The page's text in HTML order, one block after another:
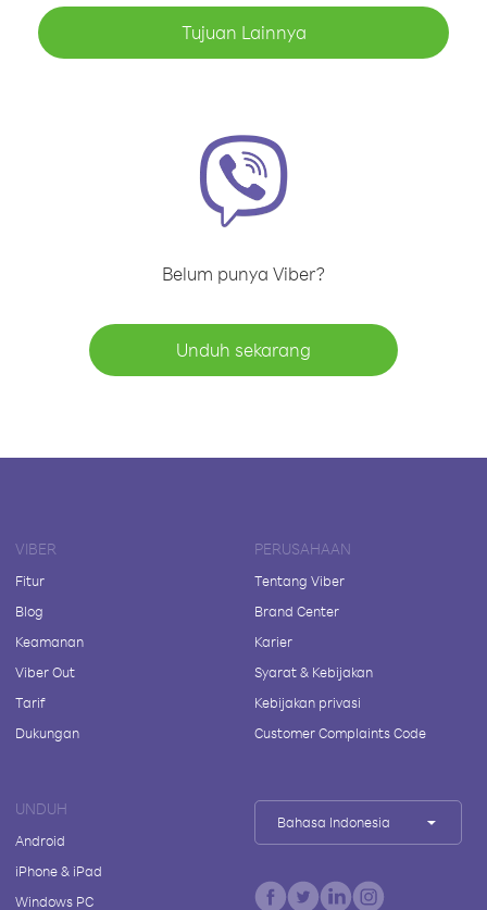
Tujuan Lainnya
Belum punya Viber?
Unduh sekarang
VIBER
Fitur
Blog
Keamanan
Viber Out
Tarif
Dukungan
PERUSAHAAN
Tentang Viber
Brand Center
Karier
Syarat & Kebijakan
Kebijakan privasi
Customer Complaints Code
UNDUH
Android
iPhone & iPad
Windows PC
Bahasa Indonesia